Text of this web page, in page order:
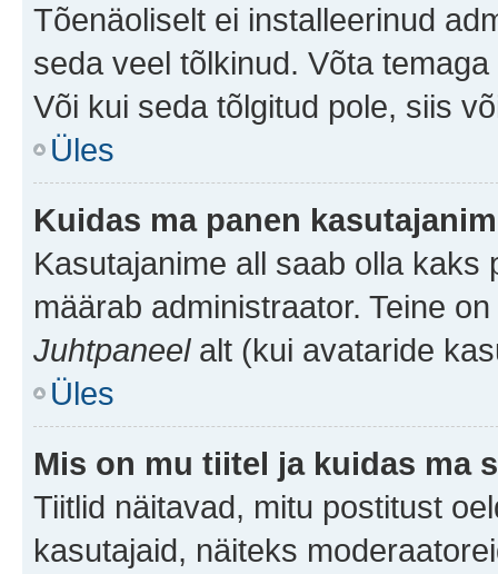
Tõenäoliselt ei installeerinud
seda veel tõlkinud. Võta
Või kui seda tõlgitud pole, siis
Üles
Kuidas ma panen
Kasutajanime all saab olla kaks
määrab administraator. Teine
Juhtpaneelalt (kui avataride
Üles
Mis on mu tiitel ja kuidas ma
Tiitlid näitavad, mitu postitust
kasutajaid, näiteks